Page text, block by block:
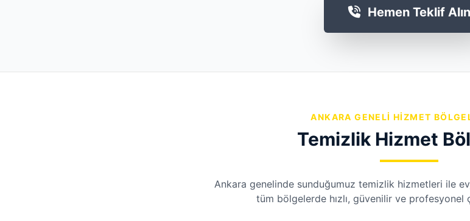
Hemen Teklif Alın
ANKARA GENELI HIZMET
Temizlik Hizmet
Ankara genelinde sunduğumuz temizlik hizmetleri ile
tüm bölgelerde hızlı, güvenilir ve profesyonel